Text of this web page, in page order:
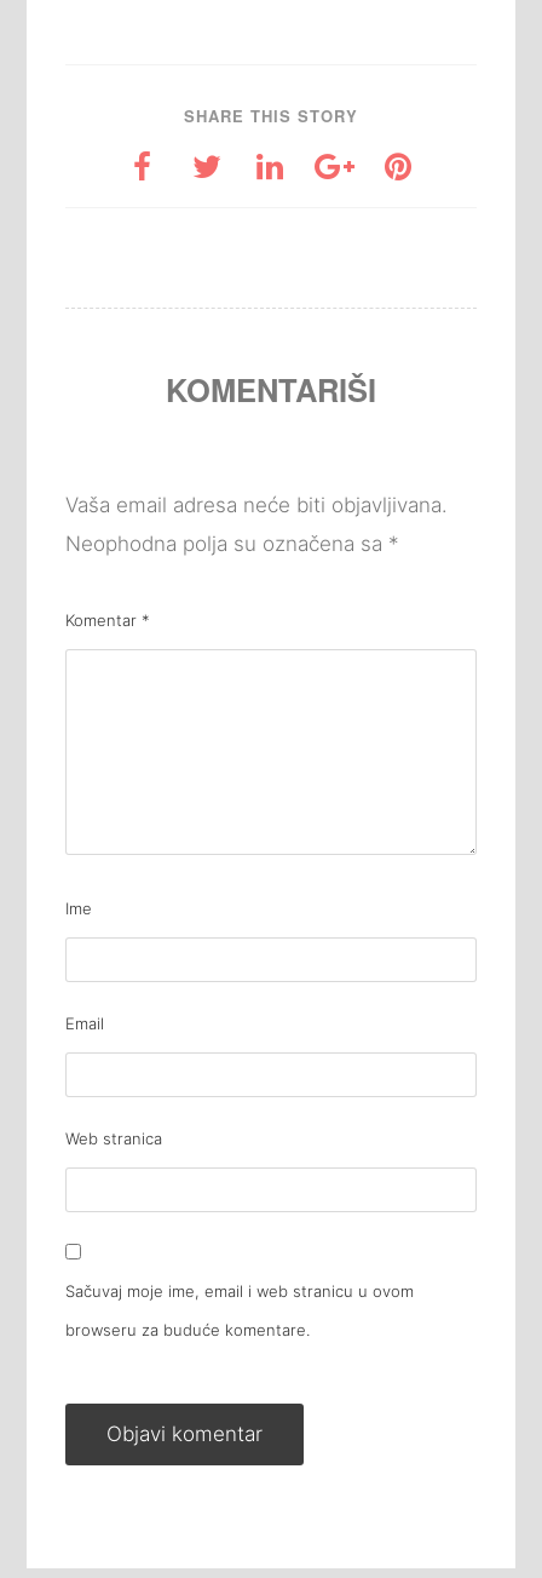
SHARE THIS STORY
KOMENTARIŠI
Vaša email adresa neće biti objavljivana.
Neophodna polja su označena sa *
Komentar *
Ime
Email
Web stranica
Sačuvaj moje ime, email i web stranicu u ovom
browseru za buduće komentare.